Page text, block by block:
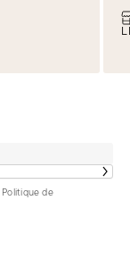
Politique de